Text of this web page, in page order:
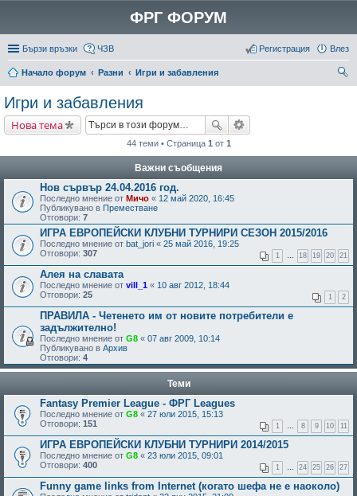
ФРГ ФОРУМ
Бързи връзки ЧЗВ Влез
Регистрация
Начало форум Разни
Игри и забавления
Игри и забавления
Нова тема
44 теми • Страница 1 от 1
Важни съобщения
Нов сървър 24.04.2016 год.
Последно мнение от Мичо « 12 май 2020, 16:45
Публикувано в Преместване
Отговори: 7
ИГРА ЕВРОПЕЙСКИ КЛУБНИ ТУРНИРИ СЕЗОН 2015/2016
Последно мнение от bat_jori « 25 май 2016, 19:25
Отговори: 307 1 … 18 19 20 21
Алея на славата
Последно мнение от vill_1 « 10 авг 2012, 18:44
Отговори: 25 1 2
ПРАВИЛА - Четенето им от новите потребители е
задължително!
Последно мнение от G8 « 07 авг 2009, 10:14
Публикувано в Архив
Отговори: 4
Теми
Fantasy Premier League - ФРГ Leagues
Последно мнение от G8 « 27 юли 2015, 15:13
Отговори: 151 1 … 8 9 10 11
ИГРА ЕВРОПЕЙСКИ КЛУБНИ ТУРНИРИ 2014/2015
Последно мнение от G8 « 23 юли 2015, 09:01
Отговори: 400 1 … 24 25 26 27
Funny game links from Internet (когато шефа не е наоколо)